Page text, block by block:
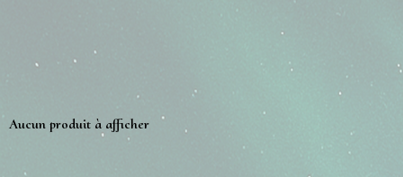
Aucun produit à afficher